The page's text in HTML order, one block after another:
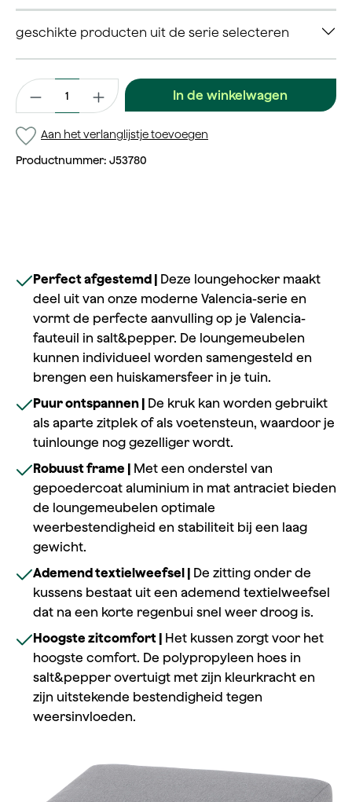
geschikte producten uit de serie selecteren
Productaantal: Voer de gewenste waarde in of gebruik de
In de winkelwagen
Aan het verlanglijstje toevoegen
Productnummer: J53780
Perfect afgestemd | Deze loungehocker maakt
deel uit van onze moderne Valencia-serie en
vormt de perfecte aanvulling op je Valencia-
fauteuil in salt&pepper. De loungemeubelen
kunnen individueel worden samengesteld en
brengen een huiskamersfeer in je tuin.
Puur ontspannen | De kruk kan worden gebruikt
als aparte zitplek of als voetensteun, waardoor je
tuinlounge nog gezelliger wordt.
Robuust frame | Met een onderstel van
gepoedercoat aluminium in mat antraciet bieden
de loungemeubelen optimale
weerbestendigheid en stabiliteit bij een laag
gewicht.
Ademend textielweefsel | De zitting onder de
kussens bestaat uit een ademend textielweefsel
dat na een korte regenbui snel weer droog is.
Hoogste zitcomfort | Het kussen zorgt voor het
hoogste comfort. De polypropyleen hoes in
salt&pepper overtuigt met zijn kleurkracht en
zijn uitstekende bestendigheid tegen
weersinvloeden.